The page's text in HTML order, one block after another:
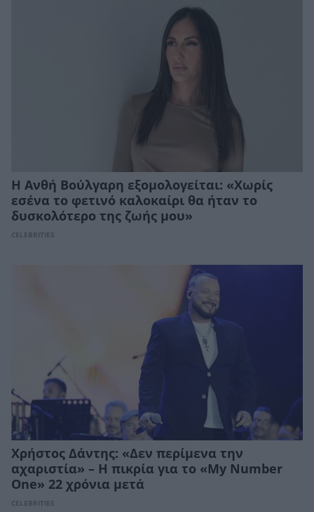
Η Ανθή Βούλγαρη εξομολογείται: «Χωρίς
εσένα το φετινό καλοκαίρι θα ήταν το
δυσκολότερο της ζωής μου»
CELEBRITIES
Χρήστος Δάντης: «Δεν περίμενα την
αχαριστία» – Η πικρία για το «My Number
One» 22 χρόνια μετά
CELEBRITIES